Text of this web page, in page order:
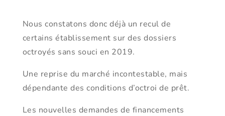
Nous constatons donc déjà un recul de
certains établissement sur des dossiers
octroyés sans souci en 2019.
Une reprise du marché incontestable, mais
dépendante des conditions d’octroi de prêt.
Les nouvelles demandes de financements